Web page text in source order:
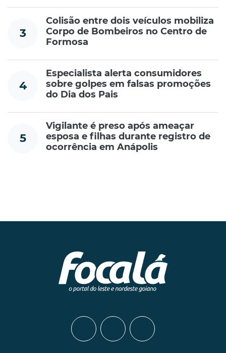
3
Colisão entre dois veículos mobiliza
Corpo de Bombeiros no Centro de
Formosa
4
Especialista alerta consumidores
sobre golpes em falsas promoções
do Dia dos Pais
5
Vigilante é preso após ameaçar
esposa e filhas durante registro de
ocorrência em Anápolis